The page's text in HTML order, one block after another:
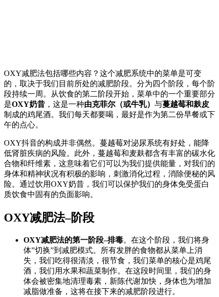
OXY减肥法包括哪些内容？这个减肥系统中的菜单是可变
的，取决于我们目前所处的减肥阶段。分为四个阶段，每个阶
段持续一周。从饮食的第二阶段开始，菜单中的一个重要部分
是OXY奶昔 ，这是一种由克菲尔（或牛乳） 与蔓越莓和麸皮
制成的鸡尾酒。我们每天都要喝，最好是作为第二份早餐或下
午的点心。
OXY抖音的构成并非偶然。蔓越莓对泌尿系统有好处，能降
低肾脏疾病的风险。此外，蔓越莓和麦麸都含有丰富的碳水化
合物和纤维素，这意味着它们可以为我们提供能量，对我们的
身体和精神状况有积极的影响，刺激消化过程，消除便秘的风
险。通过饮用OXY奶昔，我们可以保护我们的身体免受蛋白
质饮食中固有的负面影响。
OXY减肥法–阶段
OXY减肥法的第一阶段–排毒。在这个阶段，我们将身
体”切换”到减肥模式。所有发胖的食物都从菜单上消
失，我们吃得很清淡，很节食，我们菜单的核心是鸡尾
酒，我们用水果和蔬菜制作。在这段时间里，我们的身
体会被密集地清理毒素，新陈代谢加快，身体也为增加
减脂做准备，这将在接下来的减肥阶段进行。